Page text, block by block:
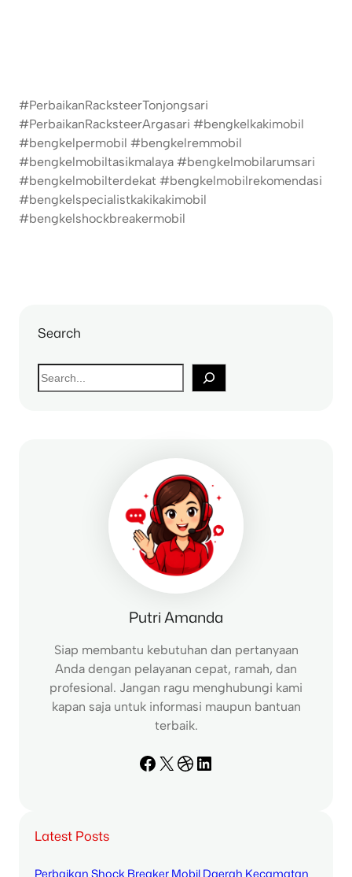
#PerbaikanRacksteerTonjongsari
#PerbaikanRacksteerArgasari #bengkelkakimobil
#bengkelpermobil #bengkelremmobil
#bengkelmobiltasikmalaya #bengkelmobilarumsari
#bengkelmobilterdekat #bengkelmobilrekomendasi
#bengkelspecialistkakikakimobil
#bengkelshockbreakermobil
Search
S
e
Putri Amanda
Siap membantu kebutuhan dan pertanyaan
Anda dengan pelayanan cepat, ramah, dan
profesional. Jangan ragu menghubungi kami
kapan saja untuk informasi maupun bantuan
terbaik.
Facebook X Dribbble LinkedIn
Latest Posts
Perbaikan Shock Breaker Mobil Daerah Kecamatan